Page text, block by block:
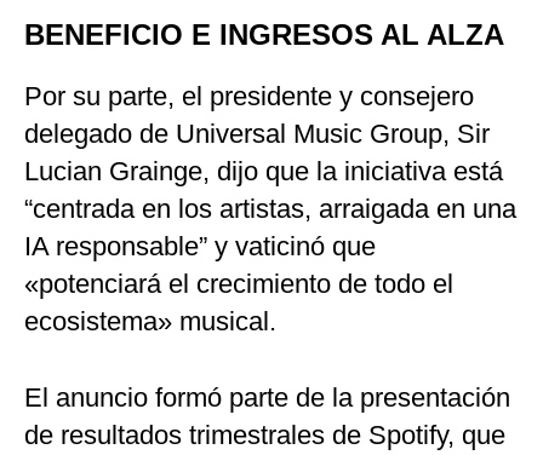
BENEFICIO E INGRESOS AL ALZA
Por su parte, el presidente y consejero
delegado de Universal Music Group, Sir
Lucian Grainge, dijo que la iniciativa está
“centrada en los artistas, arraigada en una
IA responsable” y vaticinó que
«potenciará el crecimiento de todo el
ecosistema» musical.
El anuncio formó parte de la presentación
de resultados trimestrales de Spotify, que